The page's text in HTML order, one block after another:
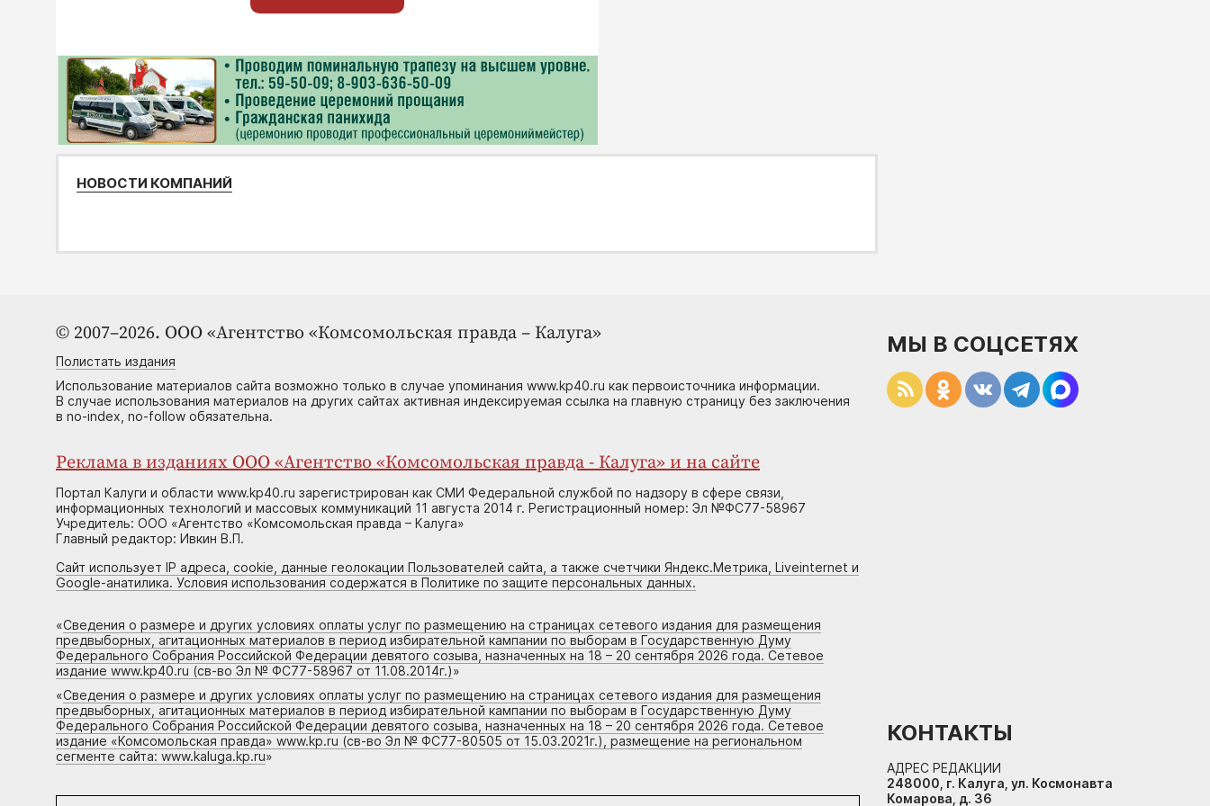
НОВОСТИ КОМПАНИЙ
© 2007–2026. ООО «Агентство «Комсомольская правда – Калуга»
Полистать издания
Использование материалов сайта возможно только в случае упоминания www.kp40.ru как первоисточника информации.
В случае использования материалов на других сайтах активная индексируемая ссылка на главную страницу без заключения
в no-index, no-follow обязательна.
Реклама в изданиях ООО «Агентство «Комсомольская правда - Калуга» и на сайте
Портал Калуги и области www.kp40.ru зарегистрирован как СМИ Федеральной службой по надзору в сфере связи,
информационных технологий и массовых коммуникаций 11 августа 2014 г. Регистрационный номер: Эл №ФС77-58967
Учредитель: ООО «Агентство «Комсомольская правда – Калуга»
Главный редактор: Ивкин В.П.
Сайт использует IP адреса, cookie, данные геолокации Пользователей сайта, а также счетчики Яндекс.Метрика, Liveinternet и
Google-анатилика. Условия использования содержатся в Политике по защите персональных данных.
«Сведения о размере и других условиях оплаты услуг по размещению на страницах сетевого издания для размещения
предвыборных, агитационных материалов в период избирательной кампании по выборам в Государственную Думу
Федерального Собрания Российской Федерации девятого созыва, назначенных на 18 – 20 сентября 2026 года. Сетевое
издание www.kp40.ru (св-во Эл № ФС77-58967 от 11.08.2014г.)»
«Сведения о размере и других условиях оплаты услуг по размещению на страницах сетевого издания для размещения
предвыборных, агитационных материалов в период избирательной кампании по выборам в Государственную Думу
Федерального Собрания Российской Федерации девятого созыва, назначенных на 18 – 20 сентября 2026 года. Сетевое
издание «Комсомольская правда» www.kp.ru (св-во Эл № ФС77-80505 от 15.03.2021г.), размещение на региональном
сегменте сайта: www.kaluga.kp.ru»
МЫ В СОЦСЕТЯХ
КОНТАКТЫ
АДРЕС РЕДАКЦИИ
248000, г. Калуга, ул. Космонавта
Комарова, д. 36